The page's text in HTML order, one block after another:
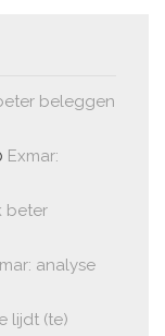
beleggen
Exmar:
beter
analyse
lijdt (te)